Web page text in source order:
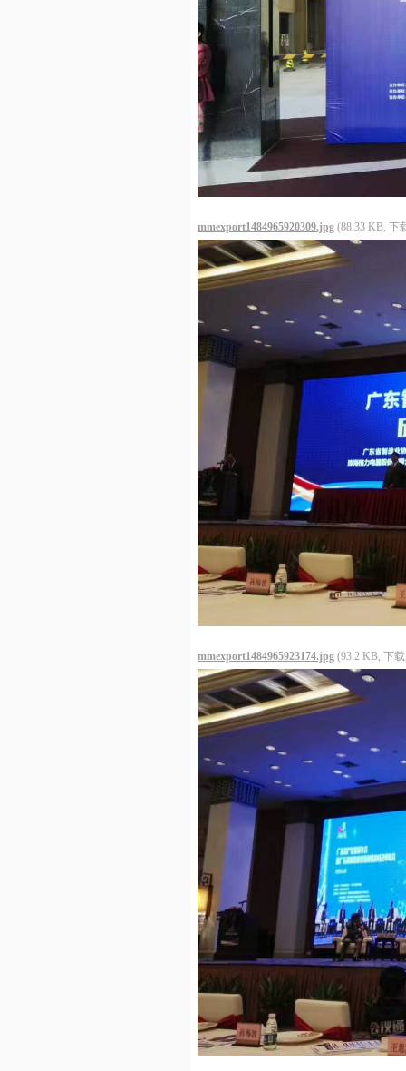
mmexport1484965920309.jpg (88.33 KB, 下
mmexport1484965923174.jpg (93.2 KB, 下